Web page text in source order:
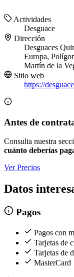
Actividades
Desguace
Dirección
Desguaces
Europa,
Martín de la
Sitio web
https://
Antes de
Consulta nuestra
cuánto deberías
Ver Precios
Datos
Pagos
Pagos con
Tarjetas de
Tarjetas de
MasterCard